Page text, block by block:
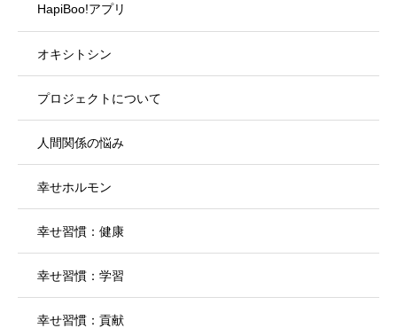
HapiBoo!アプリ
オキシトシン
プロジェクトについて
人間関係の悩み
幸せホルモン
幸せ習慣：健康
幸せ習慣：学習
幸せ習慣：貢献